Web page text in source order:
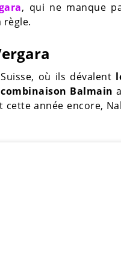
, qui ne manque
règle.
où ils dévalent
Balmain
année encore,